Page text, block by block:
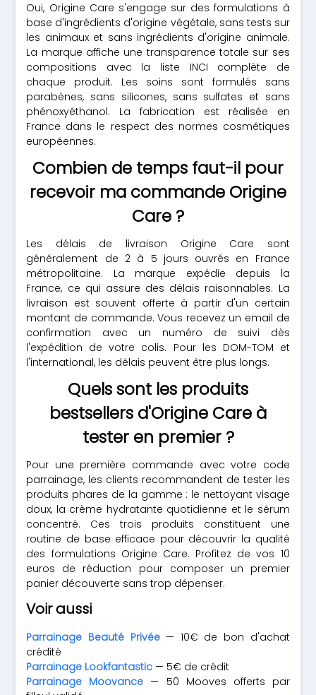
Oui, Origine Care s'engage sur des formulations à
base d'ingrédients d'origine végétale, sans tests sur
les animaux et sans ingrédients d'origine animale.
La marque affiche une transparence totale sur ses
compositions avec la liste INCI complète de
chaque produit. Les soins sont formulés sans
parabènes, sans silicones, sans sulfates et sans
phénoxyéthanol. La fabrication est réalisée en
France dans le respect des normes cosmétiques
européennes.
Combien de temps faut-il pour
recevoir ma commande Origine
Care ?
Les délais de livraison Origine Care sont
généralement de 2 à 5 jours ouvrés en France
métropolitaine. La marque expédie depuis la
France, ce qui assure des délais raisonnables. La
livraison est souvent offerte à partir d'un certain
montant de commande. Vous recevez un email de
confirmation avec un numéro de suivi dès
l'expédition de votre colis. Pour les DOM-TOM et
l'international, les délais peuvent être plus longs.
Quels sont les produits
bestsellers d'Origine Care à
tester en premier ?
Pour une première commande avec votre code
parrainage, les clients recommandent de tester les
produits phares de la gamme : le nettoyant visage
doux, la crème hydratante quotidienne et le sérum
concentré. Ces trois produits constituent une
routine de base efficace pour découvrir la qualité
des formulations Origine Care. Profitez de vos 10
euros de réduction pour composer un premier
panier découverte sans trop dépenser.
Voir aussi
Parrainage Beauté Privée— 10€ de bon d'achat
crédité
Parrainage Lookfantastic — 5€ de crédit
Parrainage Moovance — 50 Mooves offerts par